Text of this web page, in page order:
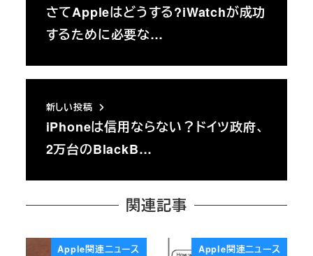
さてAppleはどうする?iWatchが成功
するために必要な…
新しい投稿
iPhoneは信用ならない？ドイツ政府、
2万台のBlackB…
関連記事
Apple関連ニュース Apple関連ニュース